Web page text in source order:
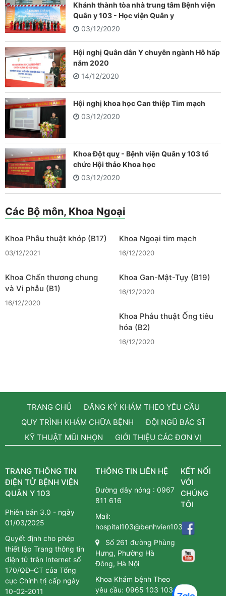
Khánh thành tòa nhà trung tâm Bệnh viện
Quân y 103 - Học viện Quân y
03/12/2020
Hội nghị Quân dân Y chuyên ngành Hô hấp
năm 2020
14/12/2020
Hội nghị khoa học Can thiệp Tim mạch
03/12/2020
Khoa Đột quỵ - Bệnh viện Quân y 103 tổ
chức Hội thảo Khoa học
03/12/2020
Các Bộ môn, Khoa Ngoại
Khoa Phẫu thuật khớp (B17)
03/12/2021
Khoa Ngoại tim mạch
16/12/2020
Khoa Chấn thương chung
và Vi phẫu (B1)
16/12/2020
Khoa Gan-Mật-Tụy (B19)
16/12/2020
Khoa Phẫu thuật Ống tiêu
hóa (B2)
16/12/2020
TRANG CHỦ
ĐĂNG KÝ KHÁM THEO YÊU CẦU
QUY TRÌNH KHÁM CHỮA BỆNH
ĐỘI NGŨ BÁC SĨ
KỸ THUẬT MŨI NHỌN
GIỚI THIỆU CÁC ĐƠN VỊ
TRANG THÔNG TIN
ĐIỆN TỬ BỆNH VIỆN
QUÂN Y 103
Phiên bản 3.0 - ngày
01/03/2025
Quyết định cho phép
thiết lập Trang thông tin
điện tử trên Internet số
170/QĐ–CT của Tổng
cục Chính trị cấp ngày
10-02-2011
THÔNG TIN LIÊN HỆ
Đường dây nóng :0967
811 616
Mail:
hospital103@benhvien103.vn
Số 261 đường Phùng
Hưng, Phường Hà
Đông, Hà Nội
Khoa Khám bệnh Theo
yêu cầu:0965 103 103
KẾT NỐI
VỚI
CHÚNG
TÔI